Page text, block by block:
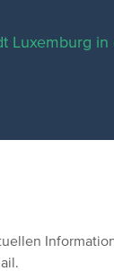
Luxemburg in